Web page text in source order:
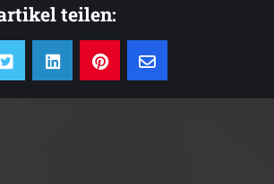
teilen: